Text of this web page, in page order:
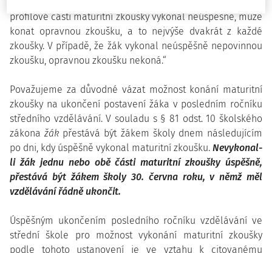
profilové části maturitní zkoušky vykonal neúspěšně, může
konat opravnou zkoušku, a to nejvýše dvakrát z každé
zkoušky. V případě, že žák vykonal neúspěšně nepovinnou
zkoušku, opravnou zkoušku nekoná.“
Považujeme za důvodné vázat možnost konání maturitní
zkoušky na ukončení postavení žáka v posledním ročníku
středního vzdělávání. V souladu s § 81 odst. 10 školského
zákonažák přestává být žákem školy dnem následujícím
po dni, kdy úspěšně vykonal maturitní zkoušku. Nevykonal-
li žák jednu nebo obě části maturitní zkoušky úspěšně,
přestává být žákem školy 30. června roku, v němž měl
vzdělávání řádně ukončit.
Úspěšným ukončením posledního ročníku vzdělávání ve
střední škole pro možnost vykonání maturitní zkoušky
podle tohoto ustanovení je ve vztahu k citovanému